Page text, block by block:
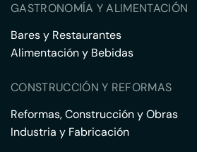
GASTRONOMÍA Y ALIMENTACIÓN
Bares y Restaurantes
Alimentación y Bebidas
CONSTRUCCIÓN Y REFORMAS
Reformas, Construcción y Obras
Industria y Fabricación